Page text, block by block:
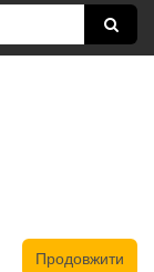
Продовжити